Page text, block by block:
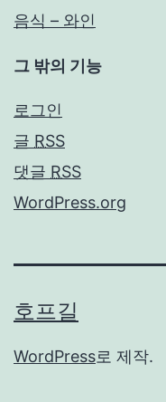
음식 – 와인
그 밖의 기능
로그인
글 RSS
댓글 RSS
WordPress.org
호프길
WordPress로 제작.